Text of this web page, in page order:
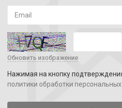
Обновить изображение
Нажимая на кнопку
политики обработки